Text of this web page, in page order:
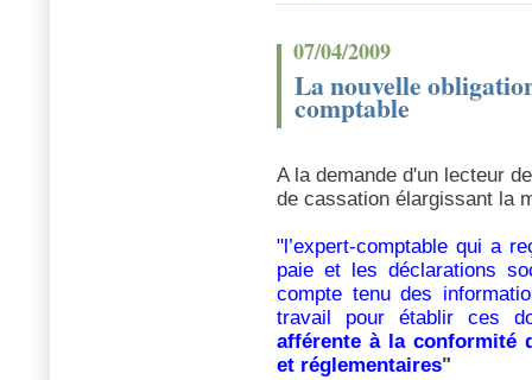
07/04/2009
La nouvelle
comptable
A la demande d'un lecteur
de cassation élargissant la
"l’expert-comptable qui a
paie et les déclarations
compte tenu des
travail pour établir ces
afférente à la conformité
et réglementaires"